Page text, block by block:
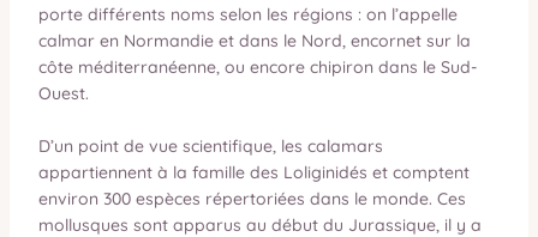
porte différents noms selon les régions : on l’appelle
calmar en Normandie et dans le Nord, encornet sur la
côte méditerranéenne, ou encore chipiron dans le Sud-
Ouest.
D’un point de vue scientifique, les calamars
appartiennent à la famille des Loliginidés et comptent
environ 300 espèces répertoriées dans le monde. Ces
mollusques sont apparus au début du Jurassique, il y a